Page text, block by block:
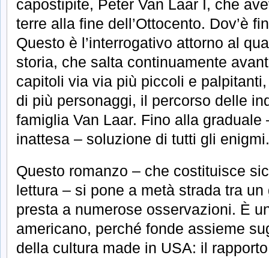
capostipite, Peter Van Laar I, che
terre alla fine dell’Ottocento. Dov’è
Questo è l’interrogativo attorno al
storia, che salta continuamente
capitoli via via più piccoli e
di più personaggi, il percorso delle
famiglia Van Laar. Fino alla graduale
inattesa – soluzione di tutti gli enigmi.
Questo romanzo – che costituisce
lettura – si pone a metà strada tra
presta a numerose osservazioni. È
americano, perché fonde assieme
della cultura made in USA: il